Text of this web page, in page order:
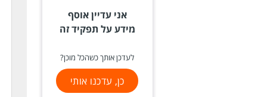
אני עדיין אוסף
מידע על תפקיד זה
לעדכן אותך כשהכל מוכן?
כן, עדכנו אותי